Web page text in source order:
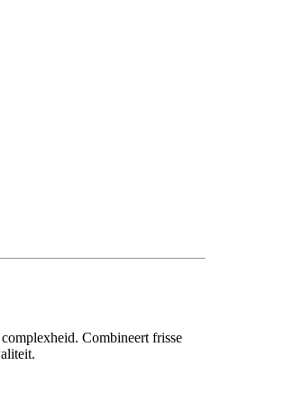
Combineert frisse